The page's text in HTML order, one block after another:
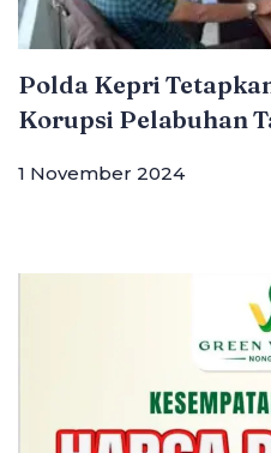
Polda Kepri
Korupsi Pelabuhan
1 November 2024